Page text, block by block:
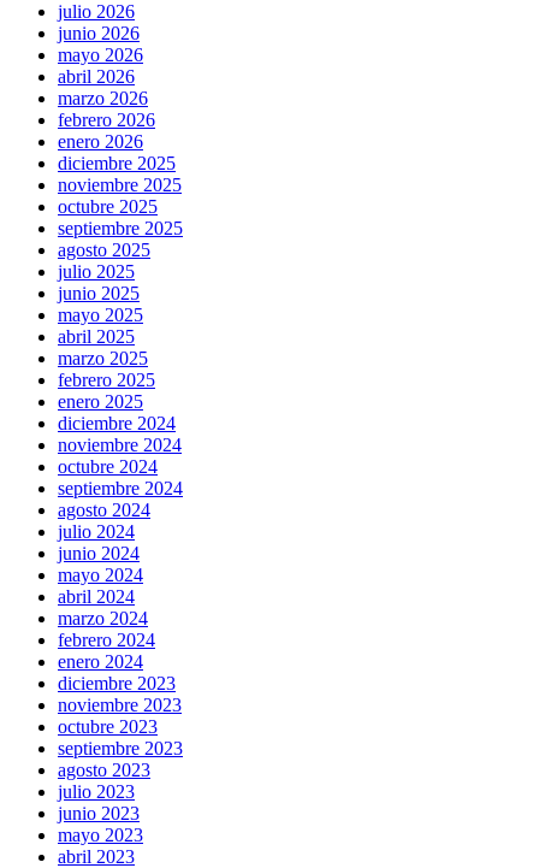
julio 2026
junio 2026
mayo 2026
abril 2026
marzo 2026
febrero 2026
enero 2026
diciembre 2025
noviembre 2025
octubre 2025
septiembre 2025
agosto 2025
julio 2025
junio 2025
mayo 2025
abril 2025
marzo 2025
febrero 2025
enero 2025
diciembre 2024
noviembre 2024
octubre 2024
septiembre 2024
agosto 2024
julio 2024
junio 2024
mayo 2024
abril 2024
marzo 2024
febrero 2024
enero 2024
diciembre 2023
noviembre 2023
octubre 2023
septiembre 2023
agosto 2023
julio 2023
junio 2023
mayo 2023
abril 2023